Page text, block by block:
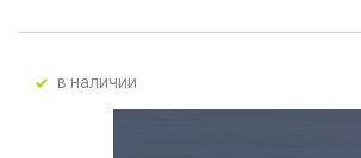
в наличии